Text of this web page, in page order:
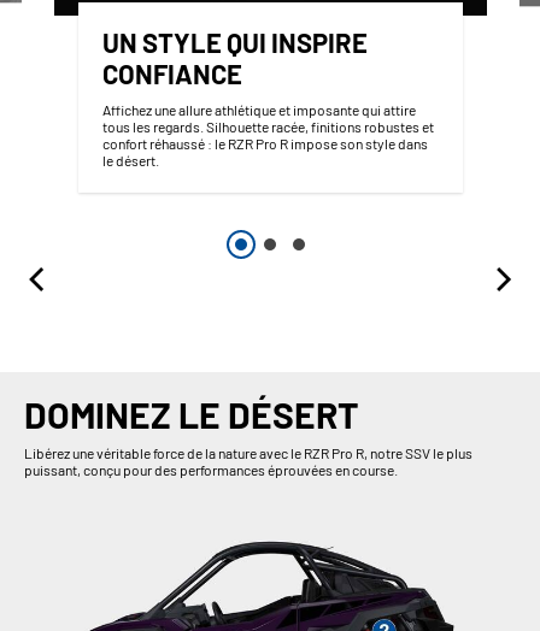
UN STYLE QUI INSPIRE
CONFIANCE
Affichez une allure athlétique et imposante qui attire
tous les regards. Silhouette racée, finitions robustes et
confort réhaussé : le RZR Pro R impose son style dans
le désert.
DOMINEZ LE DÉSERT
Libérez une véritable force de la nature avec le RZR Pro R, notre SSV le plus
puissant, conçu pour des performances éprouvées en course.